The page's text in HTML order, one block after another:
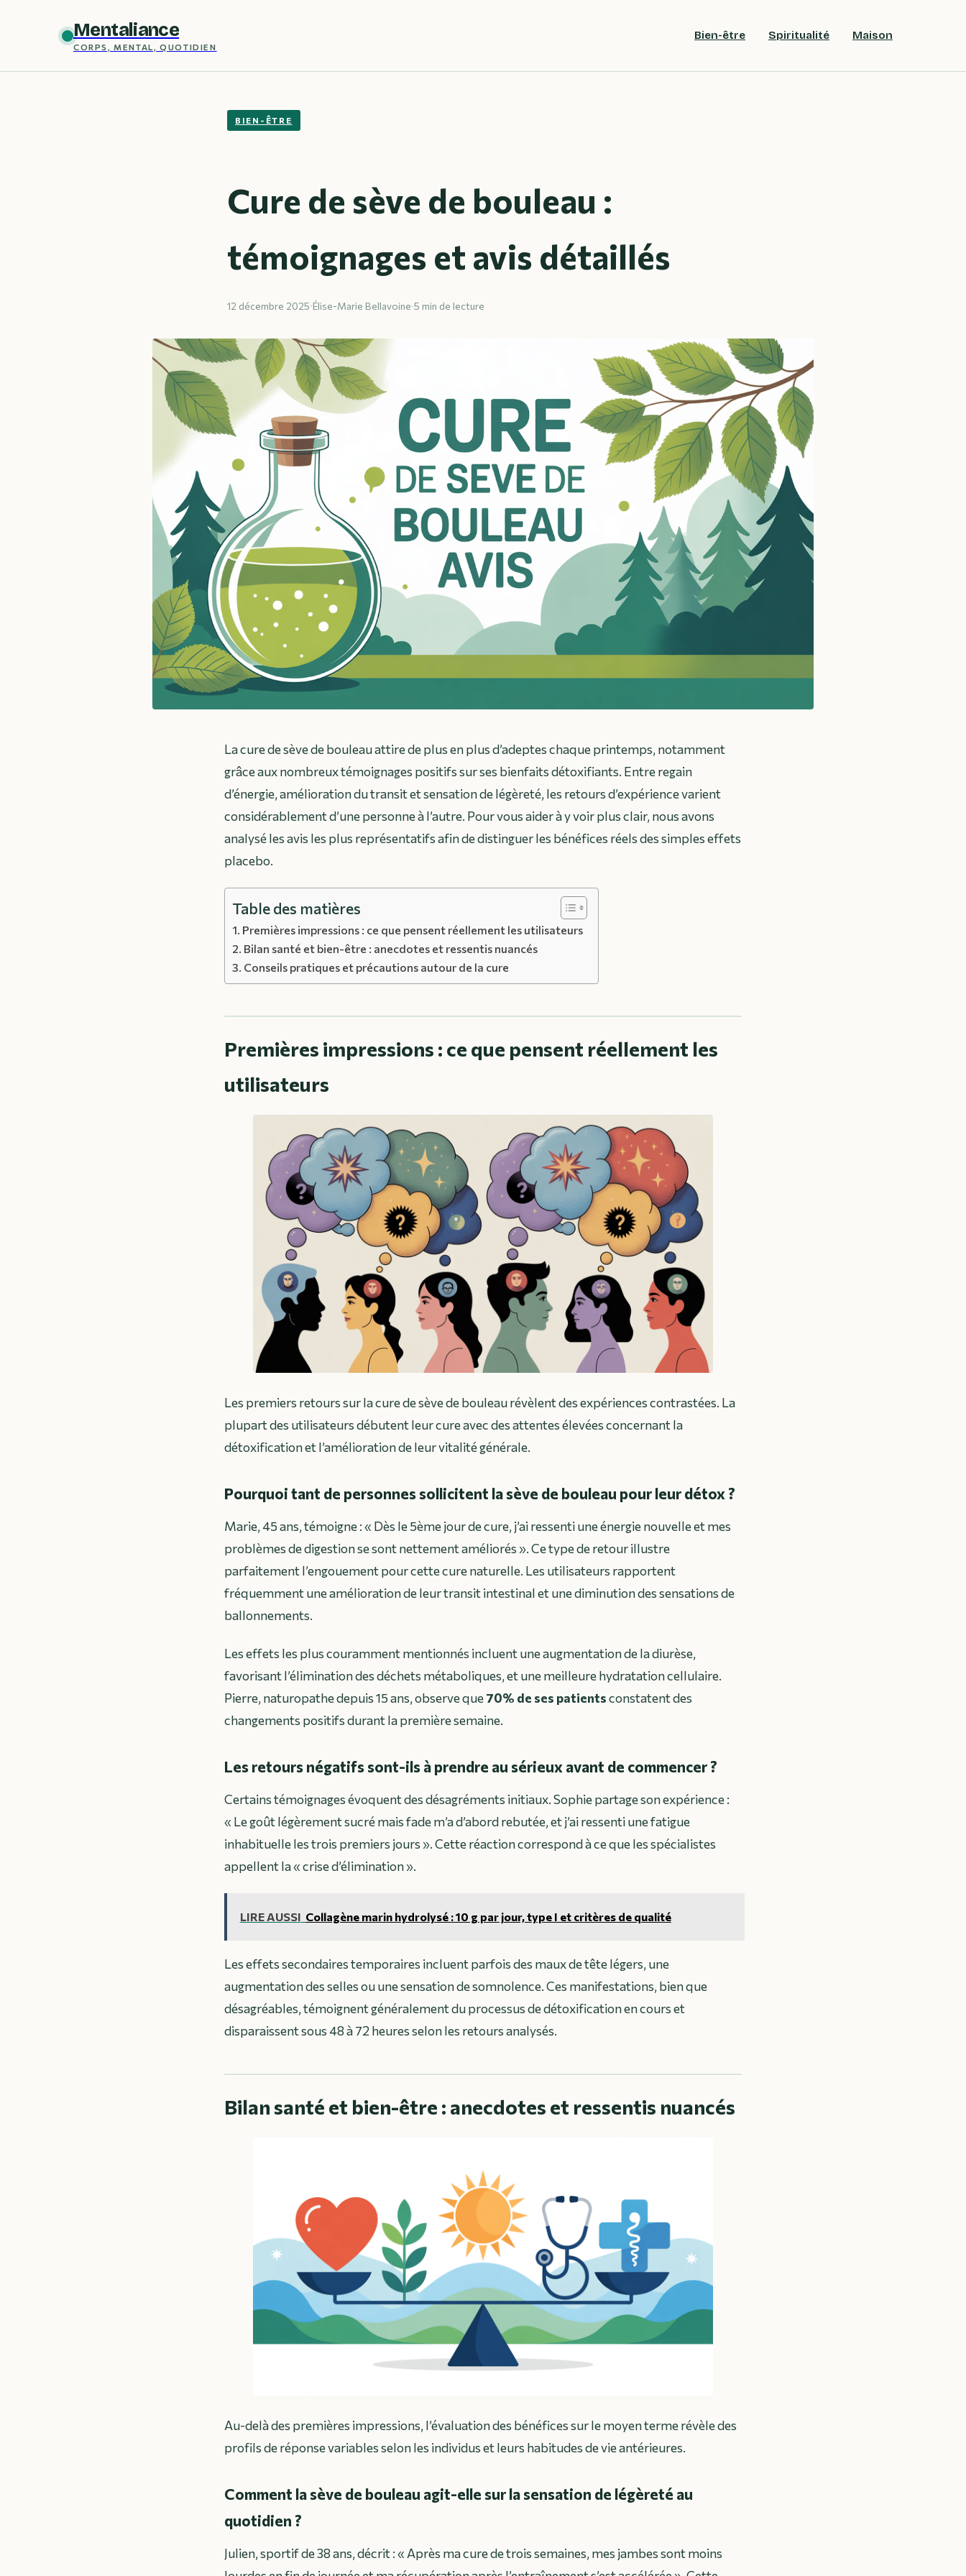
Mentaliance
CORPS, MENTAL, QUOTIDIEN
Bien-être Spiritualité Maison
BIEN-ÊTRE
Cure de sève de bouleau :
témoignages et avis détaillés
12 décembre 2025·Élise-Marie Bellavoine·5 min de lecture
La cure de sève de bouleau attire de plus en plus d’adeptes chaque printemps, notamment
grâce aux nombreux témoignages positifs sur ses bienfaits détoxifiants. Entre regain
d’énergie, amélioration du transit et sensation de légèreté, les retours d’expérience varient
considérablement d’une personne à l’autre. Pour vous aider à y voir plus clair, nous avons
analysé les avis les plus représentatifs afin de distinguer les bénéfices réels des simples effets
placebo.
Table des matières
Premières impressions : ce que pensent réellement les utilisateurs
Bilan santé et bien-être : anecdotes et ressentis nuancés
Conseils pratiques et précautions autour de la cure
Premières impressions : ce que pensent réellement les
utilisateurs
Les premiers retours sur la cure de sève de bouleau révèlent des expériences contrastées. La
plupart des utilisateurs débutent leur cure avec des attentes élevées concernant la
détoxification et l’amélioration de leur vitalité générale.
Pourquoi tant de personnes sollicitent la sève de bouleau pour leur détox ?
Marie, 45 ans, témoigne :« Dès le 5ème jour de cure, j’ai ressenti une énergie nouvelle et mes
problèmes de digestion se sont nettement améliorés ». Ce type de retour illustre
parfaitement l’engouement pour cette cure naturelle. Les utilisateurs rapportent
fréquemment une amélioration de leur transit intestinal et une diminution des sensations de
ballonnements.
Les effets les plus couramment mentionnés incluent une augmentation de la diurèse,
favorisant l’élimination des déchets métaboliques, et une meilleure hydratation cellulaire.
Pierre, naturopathe depuis 15 ans, observe que70% de ses patientsconstatent des
changements positifs durant la première semaine.
Les retours négatifs sont-ils à prendre au sérieux avant de commencer ?
Certains témoignages évoquent des désagréments initiaux. Sophie partage son expérience :
« Le goût légèrement sucré mais fade m’a d’abord rebutée, et j’ai ressenti une fatigue
inhabituelle les trois premiers jours ». Cette réaction correspond à ce que les spécialistes
appellent la « crise d’élimination ».
LIRE AUSSI Collagène marin hydrolysé : 10 g par jour, type I et critères de qualité
Les effets secondaires temporaires incluent parfois des maux de tête légers, une
augmentation des selles ou une sensation de somnolence. Ces manifestations, bien que
désagréables, témoignent généralement du processus de détoxification en cours et
disparaissent sous 48 à 72 heures selon les retours analysés.
Bilan santé et bien-être : anecdotes et ressentis nuancés
Au-delà des premières impressions, l’évaluation des bénéfices sur le moyen terme révèle des
profils de réponse variables selon les individus et leurs habitudes de vie antérieures.
Comment la sève de bouleau agit-elle sur la sensation de légèreté au
quotidien ?
Julien, sportif de 38 ans, décrit :« Après ma cure de trois semaines, mes jambes sont moins